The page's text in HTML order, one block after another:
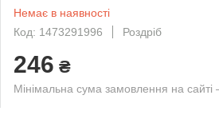
Немає в наявності
Код: 1473291996
Роздріб
246 ₴
Мінімальна сума замовлення на